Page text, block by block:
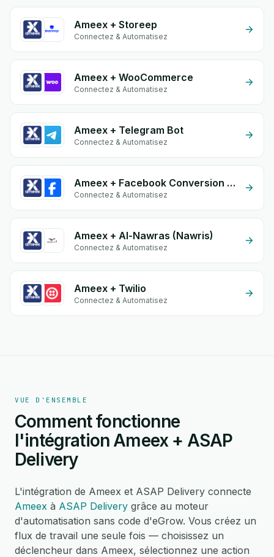
Ameex + Storeep
Connectez & Automatisez
Ameex + WooCommerce
Connectez & Automatisez
Ameex + Telegram Bot
Connectez & Automatisez
Ameex + Facebook Conversion API (CAPI)
Connectez & Automatisez
Ameex + Al-Nawras (Nawris)
Connectez & Automatisez
Ameex + Twilio
Connectez & Automatisez
VUE D'ENSEMBLE
Comment fonctionne
l'intégration Ameex + ASAP
Delivery
L'intégration de Ameex et ASAP Delivery connecte
Ameex à ASAP Delivery grâce au moteur
d'automatisation sans code d'eGrow. Vous créez un
flux de travail une seule fois — choisissez un
déclencheur dans Ameex, sélectionnez une action